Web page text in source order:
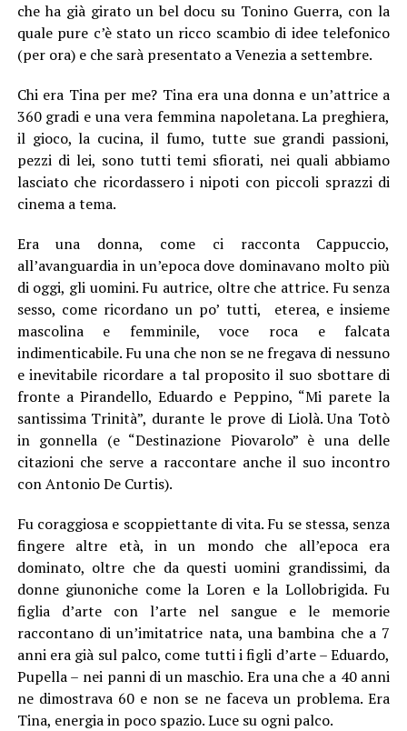
che ha già girato un bel docu su Tonino Guerra, con la
quale pure c’è stato un ricco scambio di idee telefonico
(per ora) e che sarà presentato a Venezia a settembre.
Chi era Tina per me? Tina era una donna e un’attrice a
360 gradi e una vera femmina napoletana. La preghiera,
il gioco, la cucina, il fumo, tutte sue grandi passioni,
pezzi di lei, sono tutti temi sfiorati, nei quali abbiamo
lasciato che ricordassero i nipoti con piccoli sprazzi di
cinema a tema.
Era una donna, come ci racconta Cappuccio,
all’avanguardia in un’epoca dove dominavano molto più
di oggi, gli uomini. Fu autrice, oltre che attrice. Fu senza
sesso, come ricordano un po’ tutti, eterea, e insieme
mascolina e femminile, voce roca e falcata
indimenticabile. Fu una che non se ne fregava di nessuno
e inevitabile ricordare a tal proposito il suo sbottare di
fronte a Pirandello, Eduardo e Peppino, “Mi parete la
santissima Trinità”, durante le prove di Liolà. Una Totò
in gonnella (e “Destinazione Piovarolo” è una delle
citazioni che serve a raccontare anche il suo incontro
con Antonio De Curtis).
Fu coraggiosa e scoppiettante di vita. Fu se stessa, senza
fingere altre età, in un mondo che all’epoca era
dominato, oltre che da questi uomini grandissimi, da
donne giunoniche come la Loren e la Lollobrigida. Fu
figlia d’arte con l’arte nel sangue e le memorie
raccontano di un’imitatrice nata, una bambina che a 7
anni era già sul palco, come tutti i figli d’arte – Eduardo,
Pupella – nei panni di un maschio. Era una che a 40 anni
ne dimostrava 60 e non se ne faceva un problema. Era
Tina, energia in poco spazio. Luce su ogni palco.